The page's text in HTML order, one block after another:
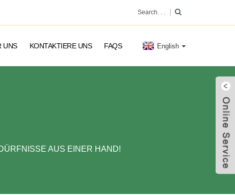
UNS KONTAKTIERE UNS FAQS English
AUS EINER HAND!